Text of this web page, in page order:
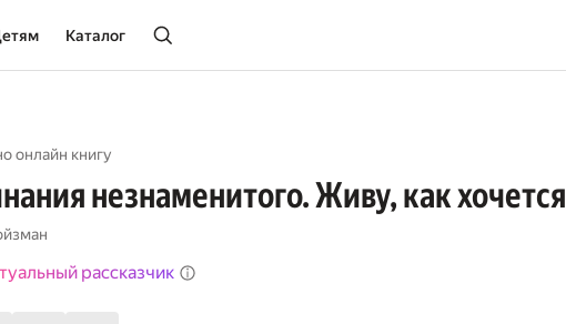
Каталог
онлайн книгу
незнаменитого. Живу, как хочется
рассказчик